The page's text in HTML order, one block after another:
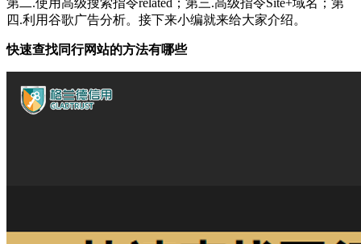
四.利用谷歌广告分析。接下来小编就来给大家介绍。
快速查找同行网站的方法有哪些